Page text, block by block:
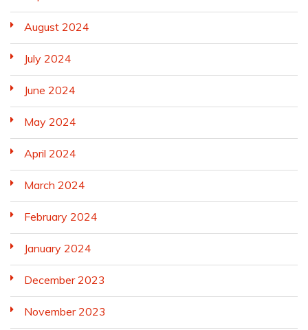
August 2024
July 2024
June 2024
May 2024
April 2024
March 2024
February 2024
January 2024
December 2023
November 2023